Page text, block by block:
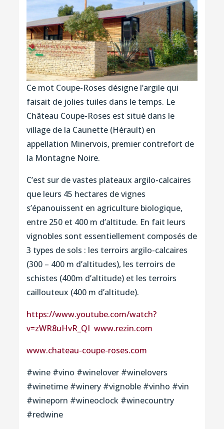
Ce mot Coupe-Roses désigne l’argile qui
faisait de jolies tuiles dans le temps. Le
Château Coupe-Roses est situé dans le
village de la Caunette (Hérault) en
appellation Minervois, premier contrefort de
la Montagne Noire.
C’est sur de vastes plateaux argilo-calcaires
que leurs 45 hectares de vignes
s’épanouissent en agriculture biologique,
entre 250 et 400 m d’altitude. En fait leurs
vignobles sont essentiellement composés de
3 types de sols : les terroirs argilo-calcaires
(300 – 400 m d’altitudes), les terroirs de
schistes (400m d’altitude) et les terroirs
caillouteux (400 m d’altitude).
https://www.youtube.com/watch?
v=zWR8uHvR_QI www.rezin.com
www.chateau-coupe-roses.com
#wine #vino #winelover #winelovers
#winetime #winery #vignoble #vinho #vin
#wineporn #wineoclock #winecountry
#redwine